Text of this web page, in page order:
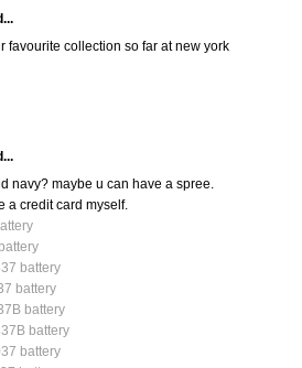
favourite collection so far at new york
navy? maybe u can have a spree.
a credit card myself.
battery
battery
battery
battery
battery